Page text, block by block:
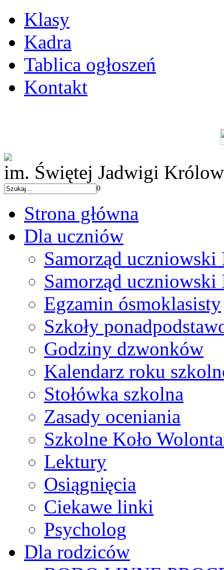
Klasy
Kadra
Tablica ogłoszeń
Kontakt
im. Świętej Jadwigi
0
Strona główna
Dla uczniów
Samorząd
Samorząd
Egzamin ósmoklasisty
Szkoły
Godziny dzwonków
Kalendarz roku
Stołówka szkolna
Zasady oceniania
Szkolne Koło
Lektury
Osiągnięcia
Ciekawe linki
Psycholog
Dla rodziców